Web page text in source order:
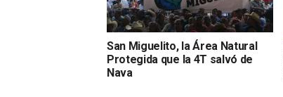
San Miguelito, la Área Natural
Protegida que la 4T salvó de
Nava